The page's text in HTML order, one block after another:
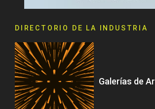
DIRECTORIO DE LA INDUSTRIA
Galerías de